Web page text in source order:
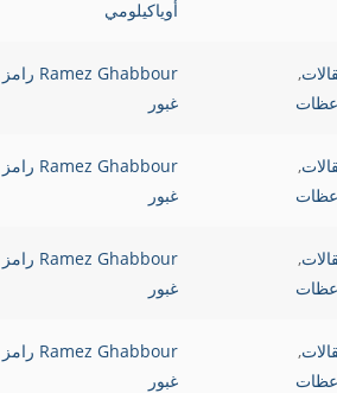
أوياكيلومي
,
Ramez Ghabbour رامز
غبور
,
Ramez Ghabbour رامز
غبور
,
Ramez Ghabbour رامز
غبور
,
Ramez Ghabbour رامز
غبور